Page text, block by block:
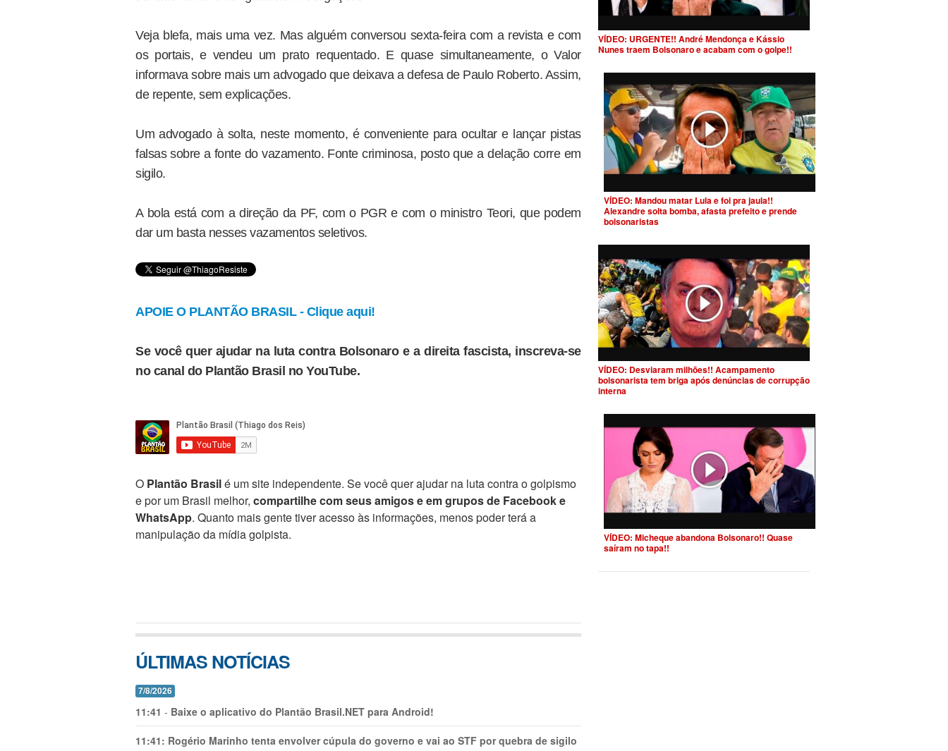
Veja blefa, mais uma vez. Mas alguém conversou sexta-feira com a revista e com
os portais, e vendeu um prato requentado. E quase simultaneamente, o Valor
informava sobre mais um advogado que deixava a defesa de Paulo Roberto. Assim,
de repente, sem explicações.
Um advogado à solta, neste momento, é conveniente para ocultar e lançar pistas
falsas sobre a fonte do vazamento. Fonte criminosa, posto que a delação corre em
sigilo.
A bola está com a direção da PF, com o PGR e com o ministro Teori, que podem
dar um basta nesses vazamentos seletivos.
APOIE O PLANTÃO BRASIL - Clique aqui!
Se você quer ajudar na luta contra Bolsonaro e a direita fascista, inscreva-se
no canal do Plantão Brasil no YouTube.
O Plantão Brasilé um site independente. Se você quer ajudar na luta contra o golpismo
e por um Brasil melhor, compartilhe com seus amigos e em grupos de Facebook e
WhatsApp. Quanto mais gente tiver acesso às informações, menos poder terá a
manipulação da mídia golpista.
ÚLTIMAS NOTÍCIAS
7/8/2026
11:41 - Baixe o aplicativo do Plantão Brasil.NET para Android!
11:41: Rogério Marinho tenta envolver cúpula do governo e vai ao STF por quebra de sigilo
VÍDEO: URGENTE!! André Mendonça e Kássio
Nunes traem Bolsonaro e acabam com o golpe!!
VÍDEO: Mandou matar Lula e foi pra jaula!!
Alexandre solta bomba, afasta prefeito e prende
bolsonaristas
VÍDEO: Desviaram milhões!! Acampamento
bolsonarista tem briga após denúncias de corrupção
interna
VÍDEO: Micheque abandona Bolsonaro!! Quase
saíram no tapa!!